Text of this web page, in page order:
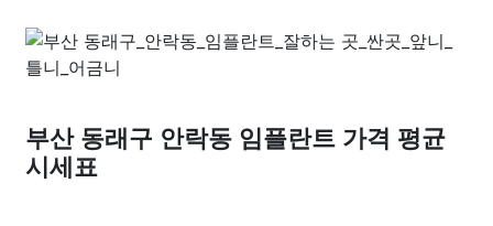
부산 동래구 안락동 임플란트 가격 평균
시세표